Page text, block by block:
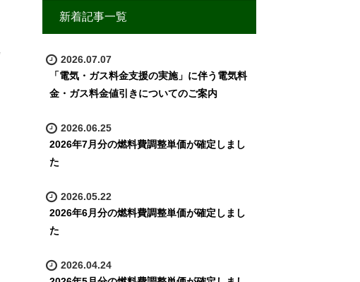
新着記事一覧
2026.07.07
「電気・ガス料金支援の実施」に伴う電気料
金・ガス料金値引きについてのご案内
2026.06.25
2026年7月分の燃料費調整単価が確定しまし
た
2026.05.22
2026年6月分の燃料費調整単価が確定しまし
た
2026.04.24